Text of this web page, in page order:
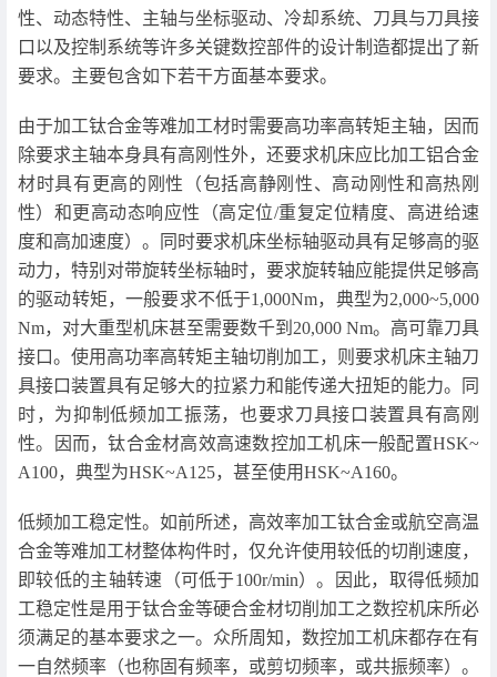
性、动态特性、主轴与坐标驱动、冷却系统、刀具与刀具接
口以及控制系统等许多关键数控部件的设计制造都提出了新
要求。主要包含如下若干方面基本要求。
由于加工钛合金等难加工材时需要高功率高转矩主轴，因而
除要求主轴本身具有高刚性外，还要求机床应比加工铝合金
材时具有更高的刚性（包括高静刚性、高动刚性和高热刚
性）和更高动态响应性（高定位/重复定位精度、高进给速
度和高加速度）。同时要求机床坐标轴驱动具有足够高的驱
动力，特别对带旋转坐标轴时，要求旋转轴应能提供足够高
的驱动转矩，一般要求不低于1,000Nm，典型为2,000~5,000
Nm，对大重型机床甚至需要数千到20,000 Nm。高可靠刀具
接口。使用高功率高转矩主轴切削加工，则要求机床主轴刀
具接口装置具有足够大的拉紧力和能传递大扭矩的能力。同
时，为抑制低频加工振荡，也要求刀具接口装置具有高刚
性。因而，钛合金材高效高速数控加工机床一般配置HSK~
A100，典型为HSK~A125，甚至使用HSK~A160。
低频加工稳定性。如前所述，高效率加工钛合金或航空高温
合金等难加工材整体构件时，仅允许使用较低的切削速度，
即较低的主轴转速（可低于100r/min）。因此，取得低频加
工稳定性是用于钛合金等硬合金材切削加工之数控机床所必
须满足的基本要求之一。众所周知，数控加工机床都存在有
一自然频率（也称固有频率，或剪切频率，或共振频率）。